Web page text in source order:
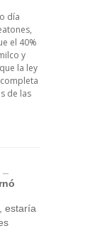
día
el 40%
y
la ley
de las
estaría